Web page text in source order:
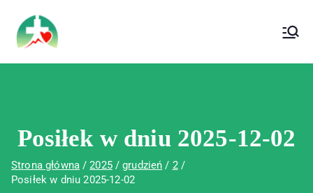
Wojewódzki Szpital Specjalistyczny im.
Św. Rafała w Czerwonej Górze
Posiłek w dniu 2025-12-02
Strona główna 2025 grudzień
2
Posiłek w dniu 2025-12-02